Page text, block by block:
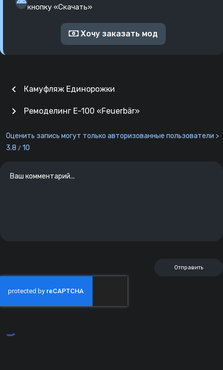
кнопку «Скачать»
Хочу заказать мод
chevron_left Камуфляж Единорожки
Ремоделинг Е-100 «Feuerbär»
chevron_right
Оценить запись могут только авторизованные пользователи >
3.8 / 10